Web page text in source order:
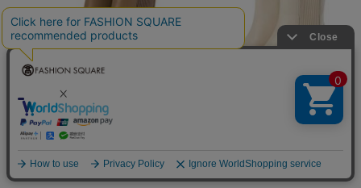
5％ポイントバック
¥16,50033%OFF ¥15,40041%OFF